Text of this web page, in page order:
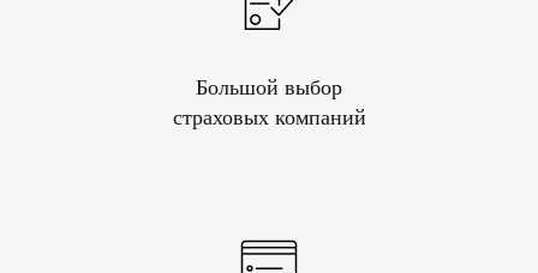
Большой выбор
страховых компаний